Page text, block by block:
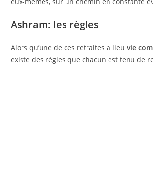
Ashram: les règles
Alors qu’une de ces retraites a lieu vie
existe des règles que chacun est tenu de